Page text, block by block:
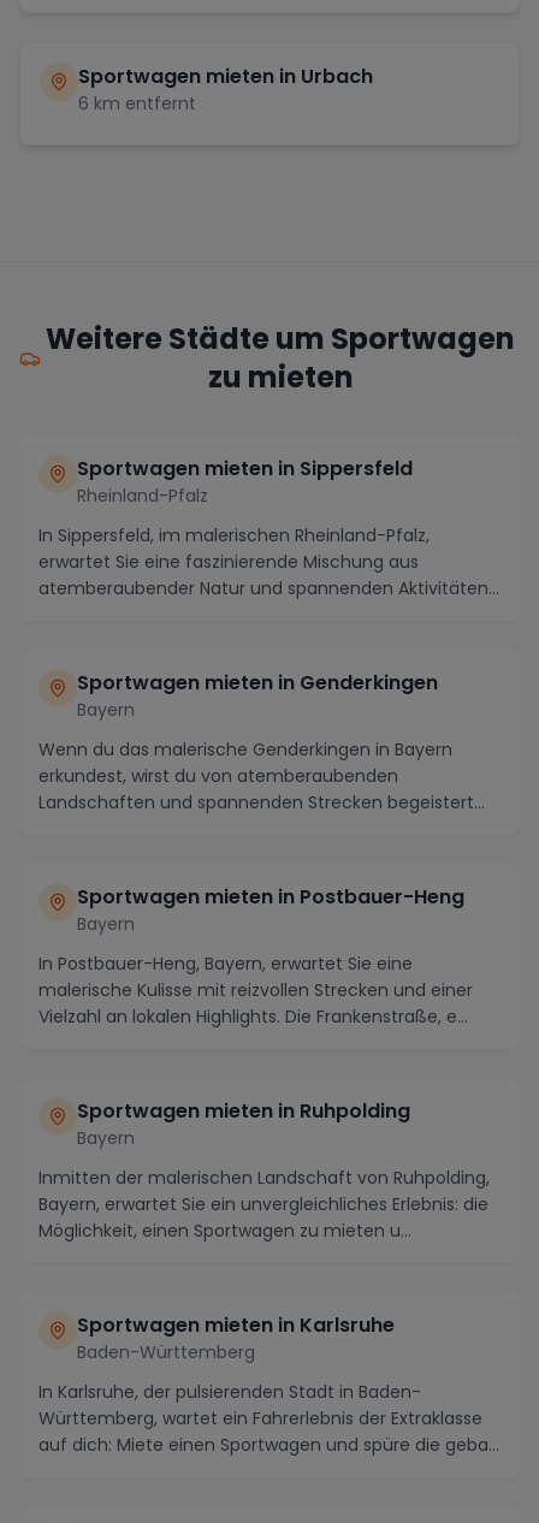
Sportwagen mieten in Urbach
6 km entfernt
Weitere Städte um Sportwagen
zu mieten
Sportwagen mieten in Sippersfeld
Rheinland-Pfalz
In Sippersfeld, im malerischen Rheinland-Pfalz,
erwartet Sie eine faszinierende Mischung aus
atemberaubender Natur und spannenden Aktivitäten.
Sportwagen mieten in Genderkingen
Bayern
Wenn du das malerische Genderkingen in Bayern
erkundest, wirst du von atemberaubenden
Landschaften und spannenden Strecken begeistert
Sportwagen mieten in Postbauer-Heng
Bayern
In Postbauer-Heng, Bayern, erwartet Sie eine
malerische Kulisse mit reizvollen Strecken und einer
Vielzahl an lokalen Highlights. Die Frankenstraße, e...
Sportwagen mieten in Ruhpolding
Bayern
Inmitten der malerischen Landschaft von Ruhpolding,
Bayern, erwartet Sie ein unvergleichliches Erlebnis: die
Möglichkeit, einen Sportwagen zu mieten u...
Sportwagen mieten in Karlsruhe
Baden-Württemberg
In Karlsruhe, der pulsierenden Stadt in Baden-
Württemberg, wartet ein Fahrerlebnis der Extraklasse
auf dich: Miete einen Sportwagen und spüre die geba...